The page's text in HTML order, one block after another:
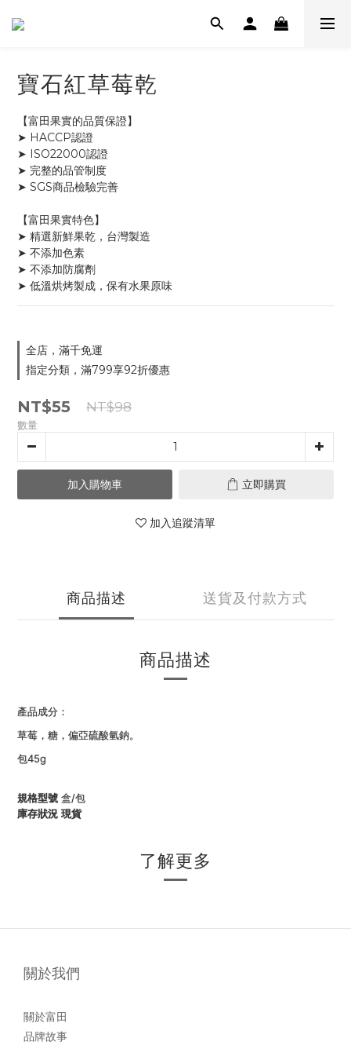
寶石紅草莓乾
【富田果實的品質保證】
➤ HACCP認證
➤ ISO22000認證
➤ 完整的品管制度
➤ SGS商品檢驗完善
【富田果實特色】
➤ 精選新鮮果乾，台灣製造
➤ 不添加色素
➤ 不添加防腐劑
➤ 低溫烘烤製成，保有水果原味
全店，滿千免運
指定分類，滿799享92折優惠
NT$55 NT$98
數量
加入購物車 立即購買
加入追蹤清單
商品描述 送貨及付款方式
商品描述
產品成分：
草莓，糖，偏亞硫酸氫鈉。
包45g
規格型號 盒/包
庫存狀況 現貨
了解更多
關於我們
關於富田
品牌故事